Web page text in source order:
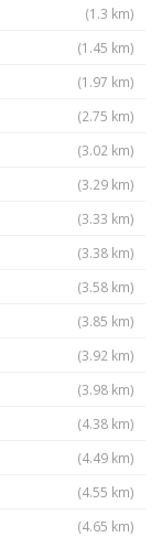
(1.3 km)
(1.45 km)
(1.97 km)
(2.75 km)
(3.02 km)
(3.29 km)
(3.33 km)
(3.38 km)
(3.58 km)
(3.85 km)
(3.92 km)
(3.98 km)
(4.38 km)
(4.49 km)
(4.55 km)
(4.65 km)